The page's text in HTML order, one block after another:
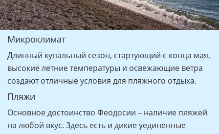
Микроклимат
Длинный купальный сезон, стартующий с конца мая,
высокие летние температуры и освежающие ветра
создают отличные условия для пляжного отдыха.
Пляжи
Основное достоинство Феодосии – наличие пляжей
на любой вкус. Здесь есть и дикие уединенные